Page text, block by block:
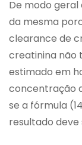
De modo
da mesma
clearance de
creatinina não
estimado em
concentração
se a fórmula
resultado